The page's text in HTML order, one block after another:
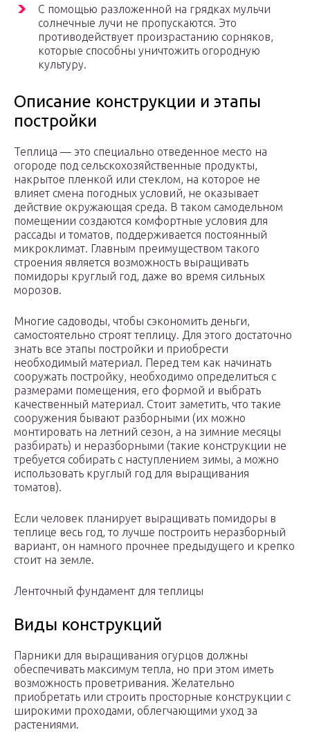
С помощью разложенной на грядках мульчи
солнечные лучи не пропускаются. Это
противодействует произрастанию сорняков,
которые способны уничтожить огородную
культуру.
Описание конструкции и этапы
постройки
Теплица — это специально отведенное место на
огороде под сельскохозяйственные продукты,
накрытое пленкой или стеклом, на которое не
влияет смена погодных условий, не оказывает
действие окружающая среда. В таком самодельном
помещении создаются комфортные условия для
рассады и томатов, поддерживается постоянный
микроклимат. Главным преимуществом такого
строения является возможность выращивать
помидоры круглый год, даже во время сильных
морозов.
Многие садоводы, чтобы сэкономить деньги,
самостоятельно строят теплицу. Для этого достаточно
знать все этапы постройки и приобрести
необходимый материал. Перед тем как начинать
сооружать постройку, необходимо определиться с
размерами помещения, его формой и выбрать
качественный материал. Стоит заметить, что такие
сооружения бывают разборными (их можно
монтировать на летний сезон, а на зимние месяцы
разбирать) и неразборными (такие конструкции не
требуется собирать с наступлением зимы, а можно
использовать круглый год для выращивания
томатов).
Если человек планирует выращивать помидоры в
теплице весь год, то лучше построить неразборный
вариант, он намного прочнее предыдущего и крепко
стоит на земле.
Ленточный фундамент для теплицы
Виды конструкций
Парники для выращивания огурцов должны
обеспечивать максимум тепла, но при этом иметь
возможность проветривания. Желательно
приобретать или строить просторные конструкции с
широкими проходами, облегчающими уход за
растениями.